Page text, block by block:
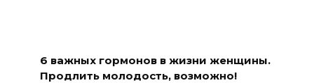
6 важных гормонов в жизни женщины.
Продлить молодость, возможно!